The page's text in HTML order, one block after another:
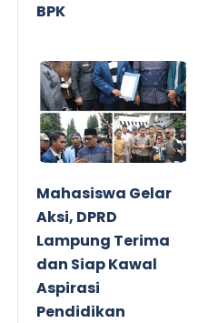
BPK
Mahasiswa Gelar
Aksi, DPRD
Lampung Terima
dan Siap Kawal
Aspirasi
Pendidikan